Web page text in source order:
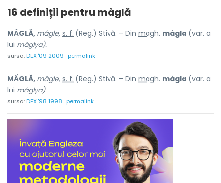
16 definiții pentru mâglă
MẤGLĂ, mâgle, s. f. (Reg.) Stivă. – Din magh. mágla (var. a
lui máglya).
sursa:DEX '09 2009 permalink
MẤGLĂ, mâgle, s. f. (Reg.) Stivă. – Din magh. mágla (var. a
lui máglya).
sursa:DEX '98 1998 permalink